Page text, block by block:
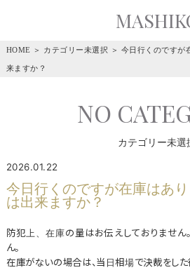
HOME ＞ カテゴリー未選択 ＞ 今日行くのですが
来ますか？
NO
カテゴリー未選
2026.01.22
今日行くのですが在庫はあ
は出来ますか？
防犯上、在庫の量はお伝えしておりません
ん。
在庫がないの場合は、当日相場で決裁をした